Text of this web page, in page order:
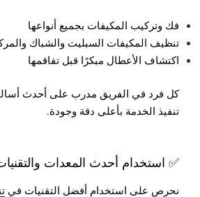
فك وتركيب المكيفات بجميع أنواعها
تنظيف المكيفات السبليت والشباك
اكتشاف الأعطال مبكرًا قبل تفاقمها
كل فرد في الفريق مدرب على أحدث
تنفيذ الخدمة بأعلى دقة وجودة.
✅ استخدام أحدث المعدات
نحرص على استخدام أفضل التقنيات في